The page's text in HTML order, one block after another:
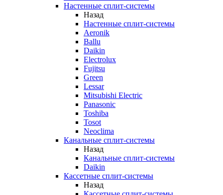
Настенные сплит-системы
Назад
Настенные сплит-системы
Aeronik
Ballu
Daikin
Electrolux
Fujitsu
Green
Lessar
Mitsubishi Electric
Panasonic
Toshiba
Tosot
Neoclima
Канальные сплит-системы
Назад
Канальные сплит-системы
Daikin
Кассетные сплит-системы
Назад